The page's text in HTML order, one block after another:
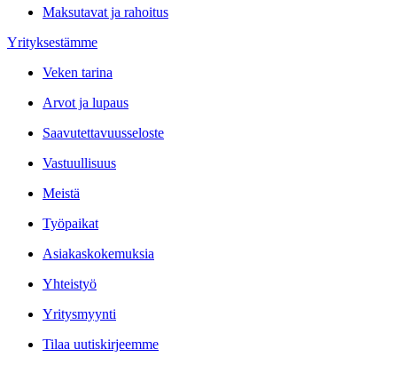
Maksutavat ja rahoitus
Yrityksestämme
Veken tarina
Arvot ja lupaus
Saavutettavuusseloste
Vastuullisuus
Meistä
Työpaikat
Asiakaskokemuksia
Yhteistyö
Yritysmyynti
Tilaa uutiskirjeemme